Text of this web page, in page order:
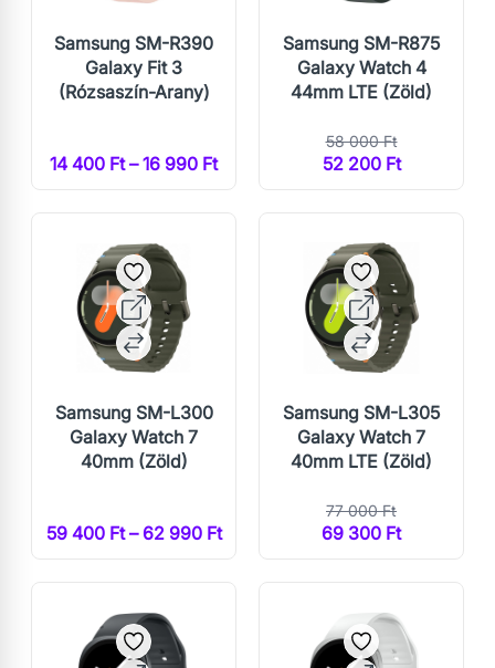
Samsung SM-R390
Galaxy Fit 3
(Rózsaszín-Arany)
14 400 Ft – 16 990 Ft
Samsung SM-R875
Galaxy Watch 4
44mm LTE (Zöld)
58 000 Ft
52 200 Ft
Samsung SM-L300
Galaxy Watch 7
40mm (Zöld)
59 400 Ft – 62 990 Ft
Samsung SM-L305
Galaxy Watch 7
40mm LTE (Zöld)
77 000 Ft
69 300 Ft